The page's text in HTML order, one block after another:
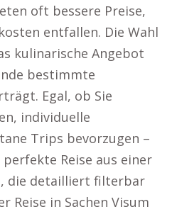
oft bessere Preise,
entfallen. Die Wahl
kulinarische Angebot
bestimmte
Egal, ob Sie
individuelle
Trips bevorzugen –
Reise aus einer
die detailliert filterbar
Reise in Sachen Visum